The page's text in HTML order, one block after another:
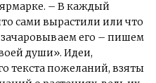
ярмарке. – В каждый
сами вырастили или что
его – пишем
души». Идеи,
текста пожеланий, взяты